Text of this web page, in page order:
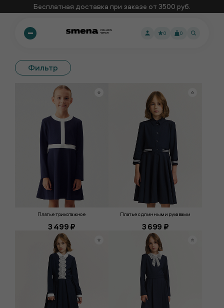
Бесплатная доставка при заказе от 3500 руб.
0
0
Фильтр
Платье трикотажное
3 499 ₽
Платье с длинными рукавами
3 699 ₽